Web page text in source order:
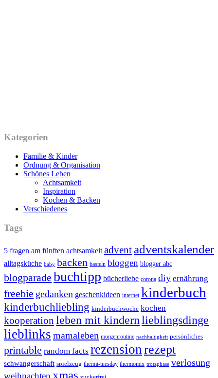
Kategorien
Familie & Kinder
Ordnung & Organisation
Schönes Leben
Achtsamkeit
Inspiration
Kochen & Backen
Verschiedenes
Tags
5 fragen am fünften achtsamkeit advent adventskalender
alltagsküche baby backen basteln bloggen blogger abc
blogparade buchtipp bücherliebe corona diy ernährung
freebie gedanken geschenkideen internet kinderbuch
kinderbuchliebling kinderbuchwoche kochen
kooperation leben mit kindernlieblingsdinge
lieblinks mamaleben morgenroutine nachhaltigkeit persönliches
printable random facts rezensionrezept
schwangerschaft spielzeug thermi-tuesday thermomix trotzphase verlosung
xmas